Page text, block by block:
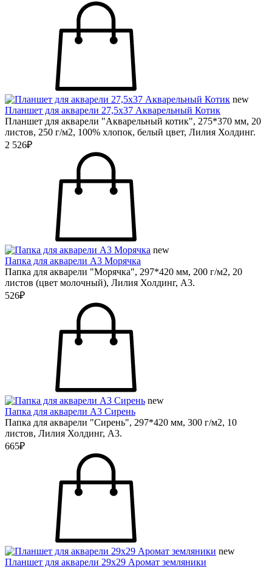
new
Планшет для акварели 27,5х37 Акварельный Котик
Планшет для акварели "Акварельный котик", 275*370 мм, 20
листов, 250 г/м2, 100% хлопок, белый цвет, Лилия Холдинг.
2 526₽
new
Папка для акварели А3 Морячка
Папка для акварели "Морячка", 297*420 мм, 200 г/м2, 20
листов (цвет молочный), Лилия Холдинг, А3.
526₽
new
Папка для акварели А3 Сирень
Папка для акварели "Сирень", 297*420 мм, 300 г/м2, 10
листов, Лилия Холдинг, А3.
665₽
new
Планшет для акварели 29х29 Аромат земляники